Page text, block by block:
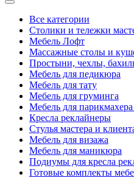
Все категории
Столики и тележки
Мебель Лофт
Массажные столы и
Простыни, чехлы,
Мебель для педикюра
Мебель для тату
Мебель для груминга
Мебель для парикмахера
Кресла реклайнеры
Стулья мастера и
Мебель для визажа
Мебель для маникюра
Подиумы для кресла
Готовые комплекты